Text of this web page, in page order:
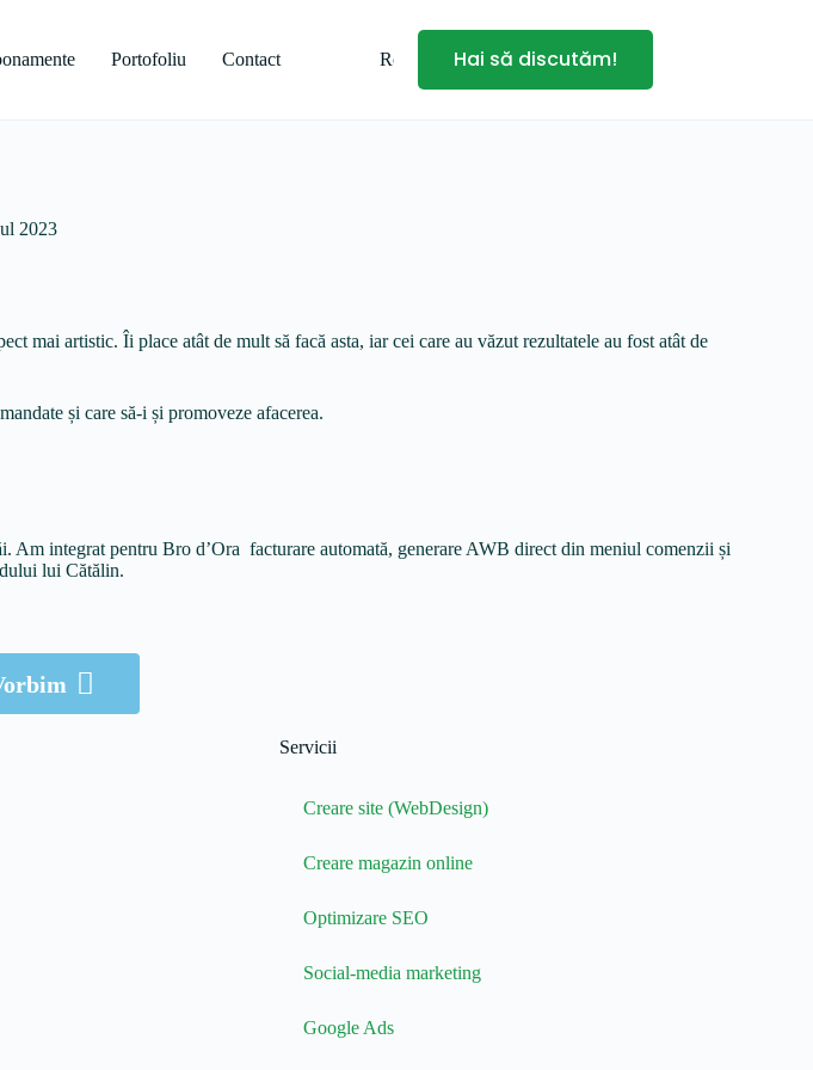
Portofoliu Contact RomanianHai să discutăm!
2023
mai artistic. Îi place atât de mult să facă asta, iar cei care au văzut rezultatele au fost atât de
și care să-i și promoveze afacerea.
integrat pentru Bro d’Ora facturare automată, generare AWB direct din meniul comenzii și
lui Cătălin.
Servicii
Creare site (WebDesign)
Creare magazin online
Optimizare SEO
Social-media marketing
Google Ads